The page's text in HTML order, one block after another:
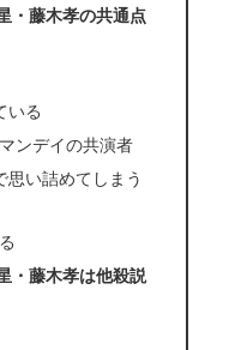
・藤木孝の共通点
いる
ンデイの共演者
思い詰めてしまう
・藤木孝は他殺説